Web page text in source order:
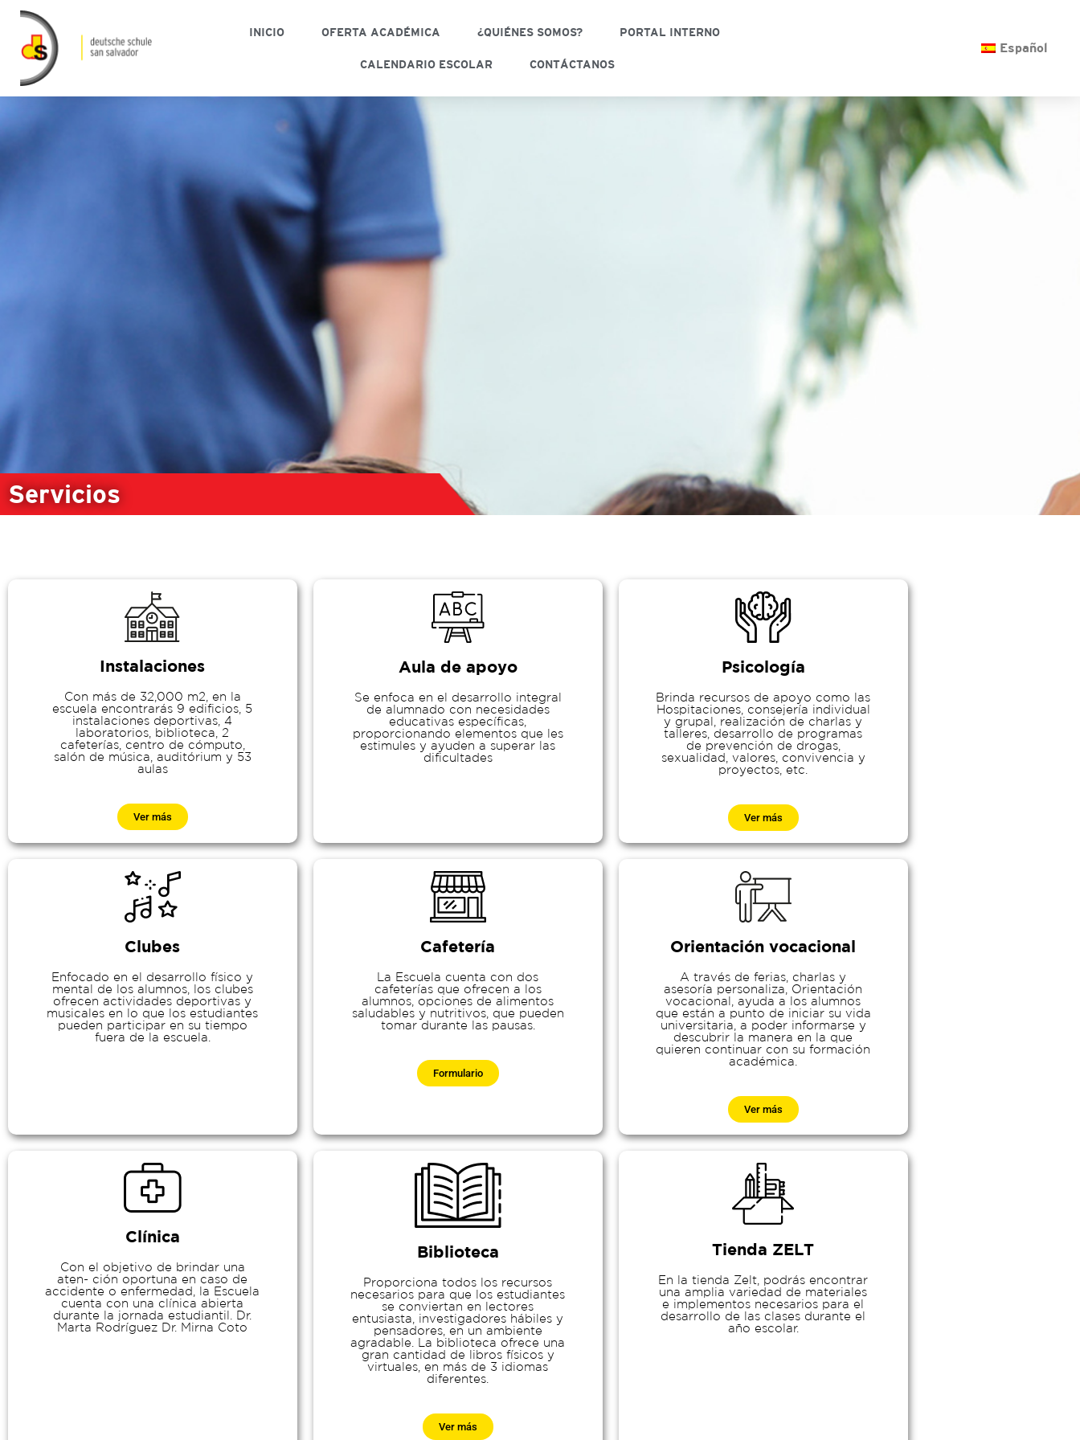
INICIO OFERTA ACADÉMICA ¿QUIÉNES SOMOS? PORTAL INTERNO
CALENDARIO ESCOLAR CONTÁCTANOS
Español
Servicios
Instalaciones
Con más de 32,000 m2, en la
escuela encontrarás 9 edificios, 5
instalaciones deportivas, 4
laboratorios, biblioteca, 2
cafeterías, centro de cómputo,
salón de música, auditórium y 53
aulas
Ver más
Aula de apoyo
Se enfoca en el desarrollo integral
de alumnado con necesidades
educativas específicas,
proporcionando elementos que les
estimules y ayuden a superar las
dificultades
Psicología
Brinda recursos de apoyo como las
Hospitaciones, consejería individual
y grupal, realización de charlas y
talleres, desarrollo de programas
de prevención de drogas,
sexualidad, valores, convivencia y
proyectos, etc.
Ver más
Clubes
Enfocado en el desarrollo físico y
mental de los alumnos, los clubes
ofrecen actividades deportivas y
musicales en lo que los estudiantes
pueden participar en su tiempo
fuera de la escuela.
Cafetería
La Escuela cuenta con dos
cafeterías que ofrecen a los
alumnos, opciones de alimentos
saludables y nutritivos, que pueden
tomar durante las pausas.
Formulario
Orientación vocacional
A través de ferias, charlas y
asesoría personaliza, Orientación
vocacional, ayuda a los alumnos
que están a punto de iniciar su vida
universitaria, a poder informarse y
descubrir la manera en la que
quieren continuar con su formación
académica.
Ver más
Clínica
Con el objetivo de brindar una
aten- ción oportuna en caso de
accidente o enfermedad, la Escuela
cuenta con una clínica abierta
durante la jornada estudiantil. Dr.
Marta Rodríguez Dr. Mirna Coto
Biblioteca
Proporciona todos los recursos
necesarios para que los estudiantes
se conviertan en lectores
entusiasta, investigadores hábiles y
pensadores, en un ambiente
agradable. La biblioteca ofrece una
gran cantidad de libros físicos y
virtuales, en más de 3 idiomas
diferentes.
Ver más
Tienda ZELT
En la tienda Zelt, podrás encontrar
una amplia variedad de materiales
e implementos necesarios para el
desarrollo de las clases durante el
año escolar.